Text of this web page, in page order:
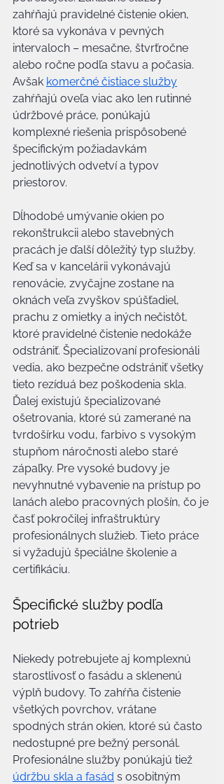
zahŕňajú pravidelné čistenie okien,
ktoré sa vykonáva v pevných
intervaloch – mesačne, štvrťročne
alebo ročne podľa stavu a počasia.
Avšak komerčné čistiace služby
zahŕňajú oveľa viac ako len rutinné
údržbové práce, ponúkajú
komplexné riešenia prispôsobené
špecifickým požiadavkám
jednotlivých odvetví a typov
priestorov.
Dĺhodobé umývanie okien po
rekonštrukcii alebo stavebných
pracách je ďalší dôležitý typ služby.
Keď sa v kancelárii vykonávajú
renovácie, zvyčajne zostane na
oknách veľa zvyškov spúšťadiel,
prachu z omietky a iných nečistôt,
ktoré pravidelné čistenie nedokáže
odstrániť. Špecializovaní profesionáli
vedia, ako bezpečne odstrániť všetky
tieto rezíduá bez poškodenia skla.
Ďalej existujú špecializované
ošetrovania, ktoré sú zamerané na
tvrdošírku vodu, farbivo s vysokým
stupňom náročnosti alebo staré
zápaľky. Pre vysoké budovy je
nevyhnutné vybavenie na prístup po
lanách alebo pracovných plošín, čo je
časť pokročilej infraštruktúry
profesionálnych služieb. Tieto práce
si vyžadujú špeciálne školenie a
certifikáciu.
Špecifické služby podľa
potrieb
Niekedy potrebujete aj komplexnú
starostlivosť o fasádu a sklenenú
výplň budovy. To zahŕňa čistenie
všetkých povrchov, vrátane
spodných strán okien, ktoré sú často
nedostupné pre bežný personál.
Profesionálne služby ponúkajú tiež
údržbu skla a fasád s osobitným